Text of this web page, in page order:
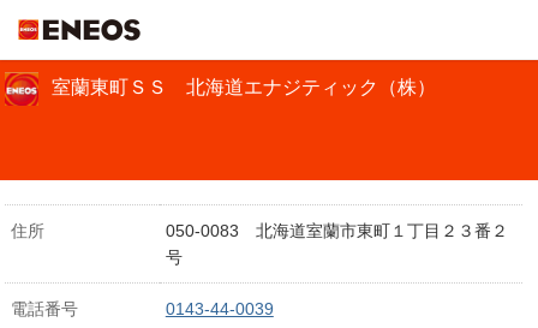
室蘭東町ＳＳ 北海道エナジティック（株）
住所
050-0083 北海道室蘭市東町１丁目２３番２
号
電話番号 0143-44-0039